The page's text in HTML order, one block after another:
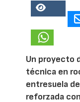
18758
Un proyecto
técnica en
entresuela
reforzada